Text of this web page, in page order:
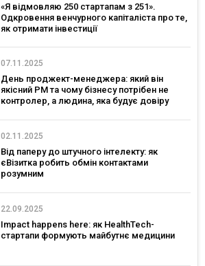
«Я відмовляю 250 стартапам з 251».
Одкровення венчурного капіталіста про те,
як отримати інвестиції
07.11.2025
День проджект-менеджера: який він
якісний PM та чому бізнесу потрібен не
контролер, а людина, яка будує довіру
02.11.2025
Від паперу до штучного інтелекту: як
єВізитка робить обмін контактами
розумним
22.09.2025
Impact happens here: як HealthTech-
стартапи формують майбутнє медицини